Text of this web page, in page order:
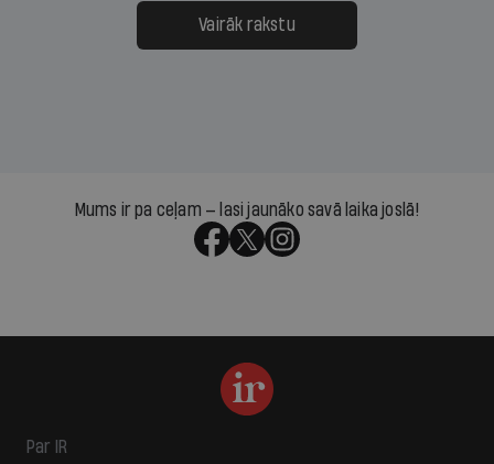
Vairāk rakstu
Mums ir pa ceļam — lasi jaunāko savā laika joslā!
Par IR